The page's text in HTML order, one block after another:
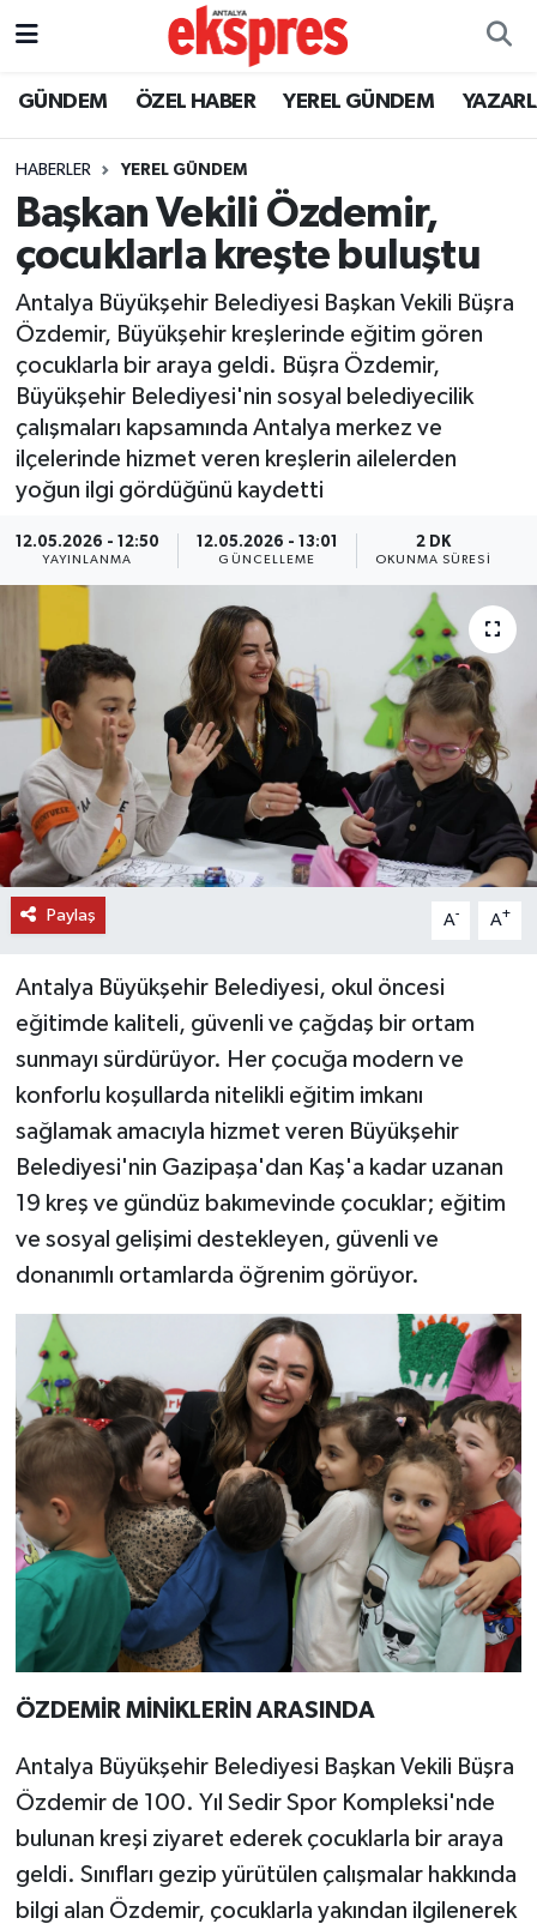
GÜNDEM ÖZEL HABER YEREL GÜNDEM
HABERLER YEREL GÜNDEM
Başkan Vekili Özdemir,
çocuklarla kreşte buluştu
Antalya Büyükşehir Belediyesi Başkan Vekili Büşra
Özdemir, Büyükşehir kreşlerinde eğitim gören
çocuklarla bir araya geldi. Büşra Özdemir,
Büyükşehir Belediyesi'nin sosyal belediyecilik
çalışmaları kapsamında Antalya merkez ve
ilçelerinde hizmet veren kreşlerin ailelerden
yoğun ilgi gördüğünü kaydetti
12.05.2026 - 12:50
YAYINLANMA
12.05.2026 - 13:01
GÜNCELLEME
2 DK
OKUNMA SÜRESI
Paylaş A- A+
Antalya Büyükşehir Belediyesi, okul öncesi
eğitimde kaliteli, güvenli ve çağdaş bir ortam
sunmayı sürdürüyor. Her çocuğa modern ve
konforlu koşullarda nitelikli eğitim imkanı
sağlamak amacıyla hizmet veren Büyükşehir
Belediyesi'nin Gazipaşa'dan Kaş'a kadar uzanan
19 kreş ve gündüz bakımevinde çocuklar; eğitim
ve sosyal gelişimi destekleyen, güvenli ve
donanımlı ortamlarda öğrenim görüyor.
ÖZDEMİR MİNİKLERİN ARASINDA
Antalya Büyükşehir Belediyesi Başkan Vekili Büşra
Özdemir de 100. Yıl Sedir Spor Kompleksi'nde
bulunan kreşi ziyaret ederek çocuklarla bir araya
geldi. Sınıfları gezip yürütülen çalışmalar hakkında
bilgi alan Özdemir, çocuklarla yakından ilgilenerek
ÖZEL HABER
YEREL GÜNDEM
EKONOMİ
KÜLTÜR - SANAT
SPOR
SİYASET
EĞİTİM
TURİZM
RÖPORTAJ
VİDEO HABERLER
YAZARLAR
Nöbetçi Eczaneler
Trafik Durumu
Süper Lig Puan Durumu ve Fikstür
Tüm Manşetler
Son Dakika Haberleri
Haber Arşivi